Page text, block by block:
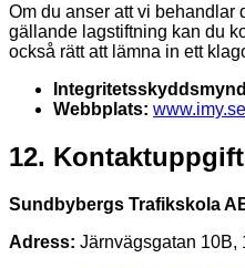
Om du anser att vi behandlar
gällande lagstiftning kan du
också rätt att lämna in ett
Webbplats: www.imy.se
12.
Sundbybergs Trafikskola
Adress: Järnvägsgatan 10B,